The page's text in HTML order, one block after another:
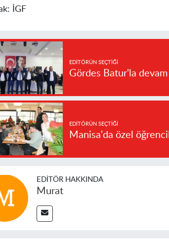
İGF
EDITÖRÜN SEÇTIĞI
Gördes Batur'la
EDITÖRÜN SEÇTIĞI
Manisa'da özel
EDITÖR HAKKINDA
Murat